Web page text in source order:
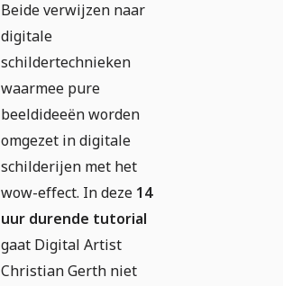
Beide verwijzen naar
digitale
schildertechnieken
waarmee pure
beeldideeën worden
omgezet in digitale
schilderijen met het
wow-effect. In deze 14
uur durende tutorial
gaat Digital Artist
Christian Gerth niet